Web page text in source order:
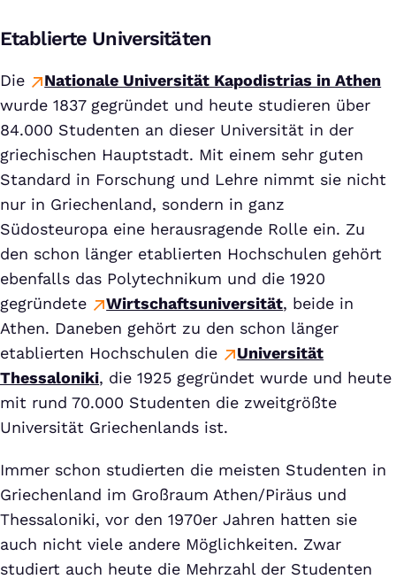
Etablierte Universitäten
Die
Nationale Universität Kapodistrias in Athen
wurde 1837 gegründet und heute studieren über
84.000 Studenten an dieser Universität in der
griechischen Hauptstadt. Mit einem sehr guten
Standard in Forschung und Lehre nimmt sie nicht
nur in Griechenland, sondern in ganz
Südosteuropa eine herausragende Rolle ein. Zu
den schon länger etablierten Hochschulen gehört
ebenfalls das Polytechnikum und die 1920
gegründete
Wirtschaftsuniversität, beide in
Athen. Daneben gehört zu den schon länger
etablierten Hochschulen die
Universität
Thessaloniki, die 1925 gegründet wurde und heute
mit rund 70.000 Studenten die zweitgrößte
Universität Griechenlands ist.
Immer schon studierten die meisten Studenten in
Griechenland im Großraum Athen/Piräus und
Thessaloniki, vor den 1970er Jahren hatten sie
auch nicht viele andere Möglichkeiten. Zwar
studiert auch heute die Mehrzahl der Studenten